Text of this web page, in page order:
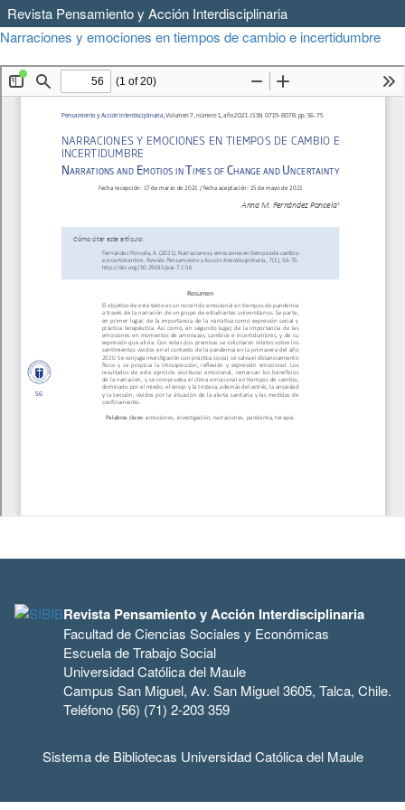
Revista Pensamiento y Acción Interdisciplinaria
Volver
los
detalles
Narraciones y emociones en tiempos de cambio e incertidumbre
PDF
Revista Pensamiento y Acción Interdisciplinaria
Facultad de Ciencias Sociales y Económicas
Escuela de Trabajo Social
Universidad Católica del Maule
Campus San Miguel, Av. San Miguel 3605, Talca, Chile.
Teléfono (56) (71) 2-203 359
Sistema de Bibliotecas Universidad Católica del Maule